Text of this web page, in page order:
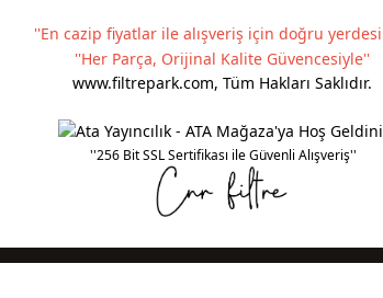
''En cazip fiyatlar ile alışveriş için doğru
''Her Parça, Orijinal Kalite Güvencesiyle''
www.filtrepark.com, Tüm Hakları Saklıdır.
''256 Bit SSL Sertifikası ile Güvenli Alışveriş''